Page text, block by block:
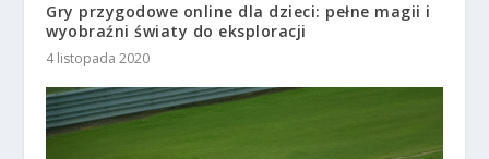
Gry przygodowe online dla dzieci: pełne magii i
wyobraźni światy do eksploracji
4 listopada 2020